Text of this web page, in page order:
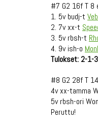
#7 G2 16f T 8
1. 5v budj-t
2. 7v xx-t
3. 5v rbsh-t
4. 9v ish-o
Tulokset: 2-1-
#8 G2 28f T
4v xx-tamma
5v rbsh-ori
Peruttu!